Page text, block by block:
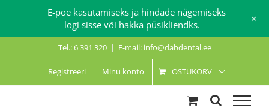
Tel.: 6 391 320 | E-mail: info@dabdental.ee
Registreeri Minu konto OSTUKORV
E-poe kasutamiseks ja hindade nägemiseks
logi sisse või hakka püsikliendks.
+